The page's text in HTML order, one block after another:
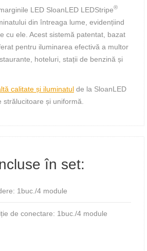
LED SloanLED LEDStripe®
din întreaga lume, evidențiind
cu ele. Acest sistemă patentat, bazat
pentru iluminarea efectivă a multor
hoteluri, stații de benzină și
calitate și iluminatul de la SloanLED
și uniformă.
în set:
1buc./4 module
de conectare: 1buc./4 module